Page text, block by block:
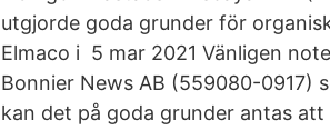
utgjorde goda grunder för
Elmaco i 5 mar 2021 Vänligen
Bonnier News AB (559080-0917)
kan det på goda grunder antas